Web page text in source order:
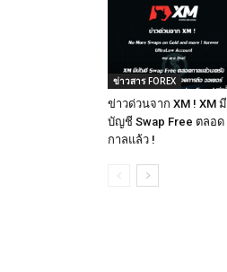
ข่าวสาร FOREX
ข่าวด่วนจาก XM ! XM มี
บัญชี Swap Free ตลอด
กาลแล้ว !